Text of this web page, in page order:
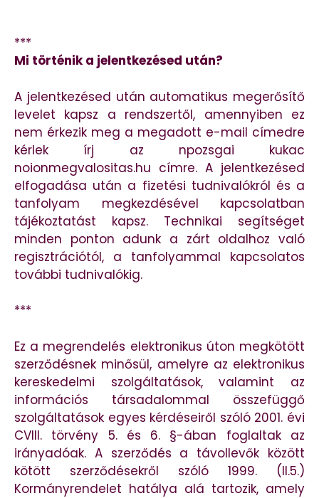
***
Mi történik a jelentkezésed után?
A jelentkezésed után automatikus megerősítő
levelet kapsz a rendszertől, amennyiben ez
nem érkezik meg a megadott e-mail címedre
kérlek írj az npozsgai kukac
noionmegvalositas.hu címre. A jelentkezésed
elfogadása után a fizetési tudnivalókról és a
tanfolyam megkezdésével kapcsolatban
tájékoztatást kapsz. Technikai segítséget
minden ponton adunk a zárt oldalhoz való
regisztrációtól, a tanfolyammal kapcsolatos
további tudnivalókig.
***
Ez a megrendelés elektronikus úton megkötött
szerződésnek minősül, amelyre az elektronikus
kereskedelmi szolgáltatások, valamint az
információs társadalommal összefüggő
szolgáltatások egyes kérdéseiről szóló 2001. évi
CVIII. törvény 5. és 6. §-ában foglaltak az
irányadóak. A szerződés a távollevők között
kötött szerződésekről szóló 1999. (II.5.)
Kormányrendelet hatálya alá tartozik, amely